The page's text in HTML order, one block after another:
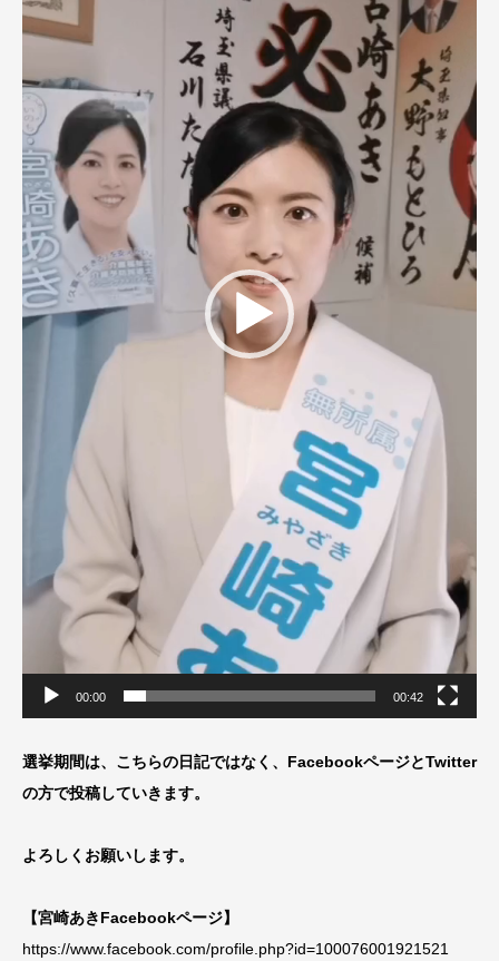
ー
00:00 00:42
選挙期間は、こちらの日記ではなく、FacebookページとTwitter
の方で投稿していきます。
よろしくお願いします。
【宮崎あきFacebookページ】
https://www.facebook.com/profile.php?id=100076001921521